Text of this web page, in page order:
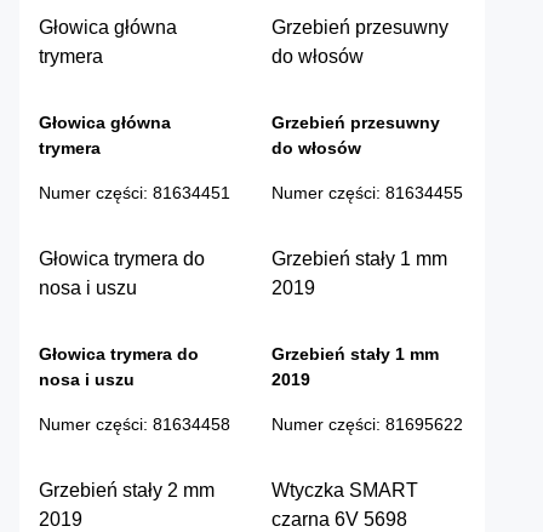
Głowica główna
trymera
Głowica główna
trymera
Numer części: 81634451
Grzebień przesuwny
do włosów
Grzebień przesuwny
do włosów
Numer części: 81634455
Głowica trymera do
nosa i uszu
Głowica trymera do
nosa i uszu
Numer części: 81634458
Grzebień stały 1 mm
2019
Grzebień stały 1 mm
2019
Numer części: 81695622
Grzebień stały 2 mm
2019
Wtyczka SMART
czarna 6V 5698